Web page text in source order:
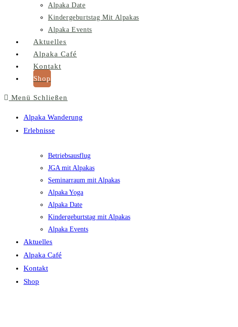
Alpaka Date
Kindergeburtstag Mit Alpakas
Alpaka Events
Aktuelles
Alpaka Café
Kontakt
Shop
Menü Schließen
Alpaka Wanderung
Erlebnisse
Betriebsausflug
JGA mit Alpakas
Seminarraum mit Alpakas
Alpaka Yoga
Alpaka Date
Kindergeburtstag mit Alpakas
Alpaka Events
Aktuelles
Alpaka Café
Kontakt
Shop